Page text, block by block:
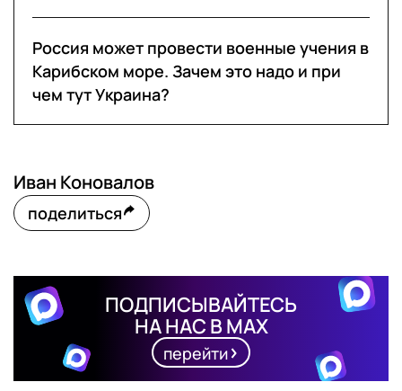
Россия может провести военные учения в
Карибском море. Зачем это надо и при
чем тут Украина?
Иван Коновалов
поделиться
ПОДПИСЫВАЙТЕСЬ
НА НАС В MAX
перейти